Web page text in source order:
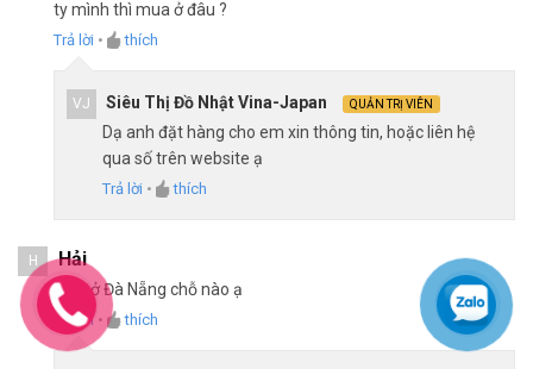
ty mình thì mua ở đâu ?
Trả lời • thích
VJ Siêu Thị Đồ Nhật Vina-Japan QUẢN TRỊ VIÊN
Dạ anh đặt hàng cho em xin thông tin, hoặc liên hệ
qua số trên website ạ
Trả lời • thích
H Hải
Mua ở Đà Nẵng chỗ nào ạ
Trả lời • thích